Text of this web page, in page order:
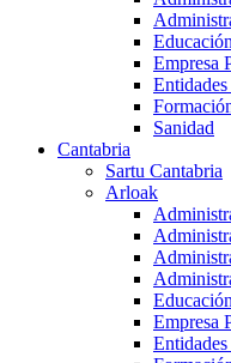
Educación
Empresa
Sanidad
Cantabria
Sartu Cantabria
Arloak
Educación
Empresa